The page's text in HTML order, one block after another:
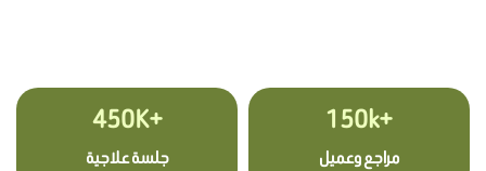
+150k
مراجع وعميل
+450K
جلسة علاجية